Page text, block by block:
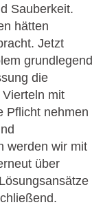
Sauberkeit.
hätten
Jetzt
grundlegend
die
mit
Pflicht nehmen
werden wir mit
über